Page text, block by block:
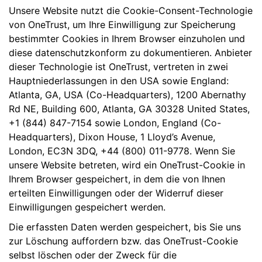
Unsere Website nutzt die Cookie-Consent-Technologie
von OneTrust, um Ihre Einwilligung zur Speicherung
bestimmter Cookies in Ihrem Browser einzuholen und
diese datenschutzkonform zu dokumentieren. Anbieter
dieser Technologie ist OneTrust, vertreten in zwei
Hauptniederlassungen in den USA sowie England:
Atlanta, GA, USA (Co-Headquarters), 1200 Abernathy
Rd NE, Building 600, Atlanta, GA 30328 United States,
+1 (844) 847-7154 sowie London, England (Co-
Headquarters), Dixon House, 1 Lloyd’s Avenue,
London, EC3N 3DQ, +44 (800) 011-9778. Wenn Sie
unsere Website betreten, wird ein OneTrust-Cookie in
Ihrem Browser gespeichert, in dem die von Ihnen
erteilten Einwilligungen oder der Widerruf dieser
Einwilligungen gespeichert werden.
Die erfassten Daten werden gespeichert, bis Sie uns
zur Löschung auffordern bzw. das OneTrust-Cookie
selbst löschen oder der Zweck für die